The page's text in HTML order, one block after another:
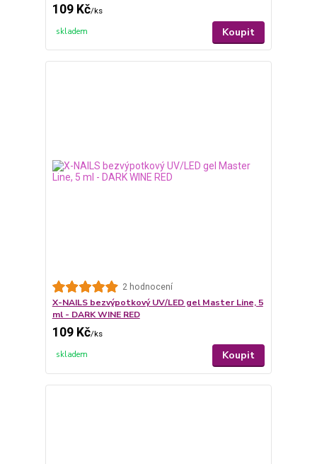
109 Kč/ks
skladem Koupit
2 hodnocení
X-NAILS bezvýpotkový UV/LED gel Master Line, 5
ml - DARK WINE RED
109 Kč/ks
skladem Koupit